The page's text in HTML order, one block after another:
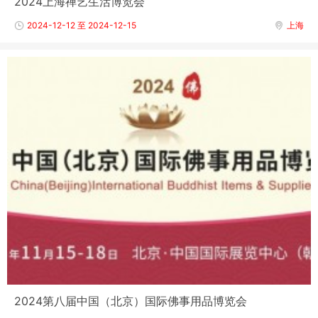
上海
2024-12-12 至 2024-12-15
2024第八届中国（北京）国际佛事用品博览会